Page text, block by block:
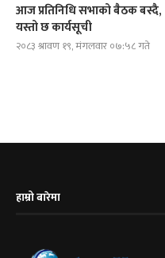
आज प्रतिनिधि सभाको बैठक बस्दै,
यस्तो छ कार्यसूची
२०८३ श्रावण १९, मंगलवार ०७:५८ गते
हाम्रो बारेमा